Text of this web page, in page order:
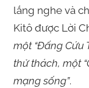
lắng nghe và
Kitô được Lời
một “Đấng Cứu
thử thách, một
mạng sống”.